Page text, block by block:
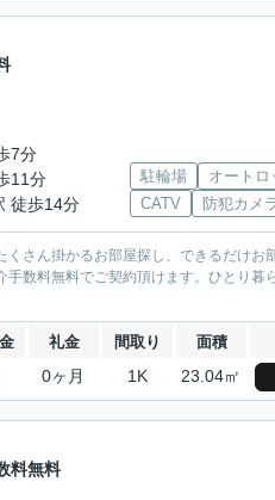
7分
11分
徒歩14分
駐輪場 オートロ
CATV
防犯カメ
さん掛かるお部屋探し、できるだけお
数料無料でご契約頂けます。ひとり暮
礼金 間取り 面積
0ヶ月 1K 23.04㎡
料無料